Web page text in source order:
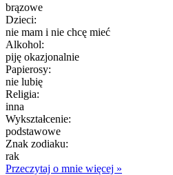
brązowe
Dzieci:
nie mam i nie chcę mieć
Alkohol:
piję okazjonalnie
Papierosy:
nie lubię
Religia:
inna
Wykształcenie:
podstawowe
Znak zodiaku:
rak
Przeczytaj o mnie więcej »